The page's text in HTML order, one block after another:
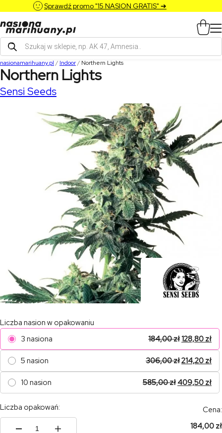
Sprawdź promo "15 NASION GRATIS" ➔
Wyszukiwarka
produktów
nasionamarihuany.pl / Indoor/ Northern Lights
Northern Lights
Sensi Seeds
Liczba nasion w opakowaniu
3 nasiona
184,00zł128,80 zł
5 nasion 306,00zł214,20 zł
10 nasion 585,00zł409,50 zł
Liczba opakowań:
ilość
Cena:
184,00 zł